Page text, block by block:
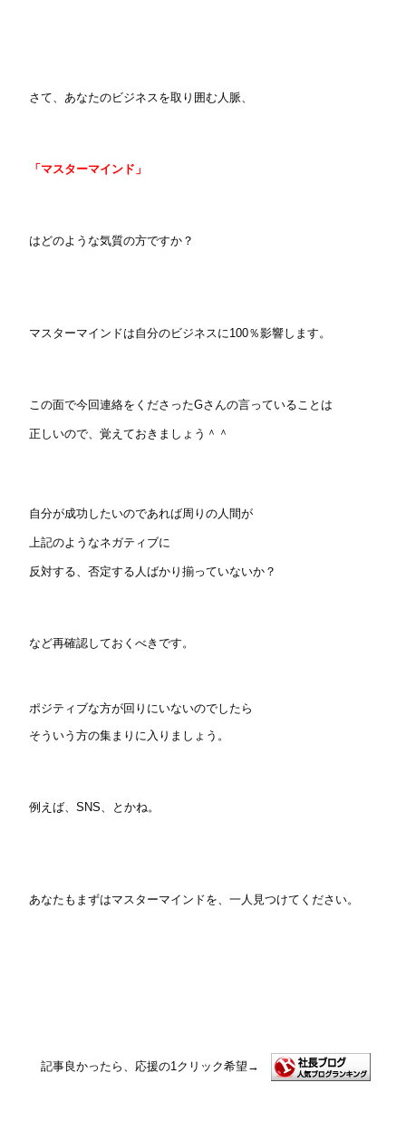
さて、あなたのビジネスを取り囲む人脈、
「マスターマインド」
はどのような気質の方ですか？
マスターマインドは自分のビジネスに100％影響します。
この面で今回連絡をくださったGさんの言っていることは
正しいので、覚えておきましょう＾＾
自分が成功したいのであれば周りの人間が
上記のようなネガティブに
反対する、否定する人ばかり揃っていないか？
など再確認しておくべきです。
ポジティブな方が回りにいないのでしたら
そういう方の集まりに入りましょう。
例えば、SNS、とかね。
あなたもまずはマスターマインドを、一人見つけてください。
記事良かったら、応援の1クリック希望 →